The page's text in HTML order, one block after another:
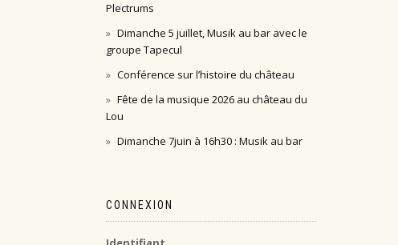
Plectrums
Dimanche 5 juillet, Musik au bar avec le
groupe Tapecul
Conférence sur l’histoire du château
Fête de la musique 2026 au château du
Lou
Dimanche 7juin à 16h30 : Musik au bar
CONNEXION